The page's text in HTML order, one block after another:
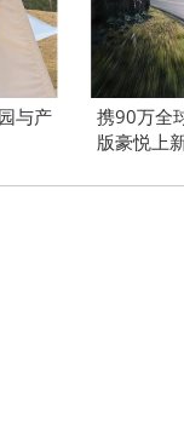
与产
携90万全
版豪悦上